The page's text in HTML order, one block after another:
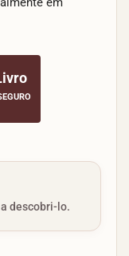
descobri-lo.